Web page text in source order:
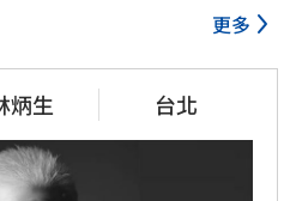
更多
炳生 台北